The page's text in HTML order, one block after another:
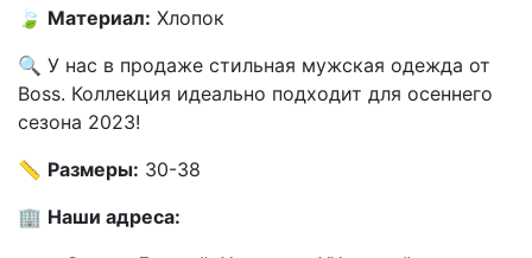
🍃 Материал: Хлопок
🔍 У нас в продаже стильная мужская одежда от
Boss. Коллекция идеально подходит для осеннего
сезона 2023!
📏 Размеры: 30-38
🏢 Наши адреса: